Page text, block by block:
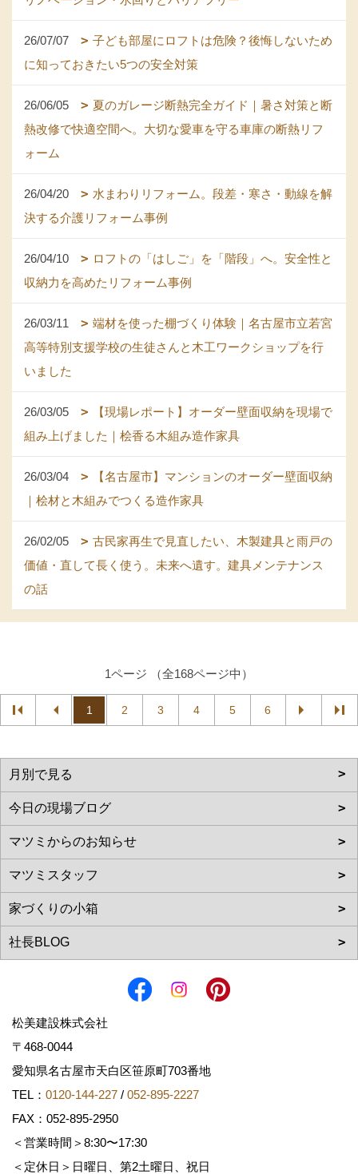
26/07/07
子ども部屋にロフトは危険？後悔しないため
に知っておきたい5つの安全対策
26/06/05
夏のガレージ断熱完全ガイド｜暑さ対策と断
熱改修で快適空間へ。大切な愛車を守る車庫の断熱リフ
ォーム
26/04/20
水まわりリフォーム。段差・寒さ・動線を解
決する介護リフォーム事例
26/04/10
ロフトの「はしご」を「階段」へ。安全性と
収納力を高めたリフォーム事例
26/03/11
端材を使った棚づくり体験｜名古屋市立若宮
高等特別支援学校の生徒さんと木工ワークショップを行
いました
26/03/05
【現場レポート】オーダー壁面収納を現場で
組み上げました｜桧香る木組み造作家具
26/03/04
【名古屋市】マンションのオーダー壁面収納
｜桧材と木組みでつくる造作家具
26/02/05
古民家再生で見直したい、木製建具と雨戸の
価値・直して長く使う。未来へ遺す。建具メンテナンス
の話
1ページ （全168ページ中）
1 2 3 4 5 6
松美建設株式会社
〒468-0044
愛知県名古屋市天白区笹原町703番地
TEL： 0120-144-227 / 052-895-2227
FAX：052-895-2950
＜営業時間＞8:30〜17:30
＜定休日＞日曜日、第2土曜日、祝日